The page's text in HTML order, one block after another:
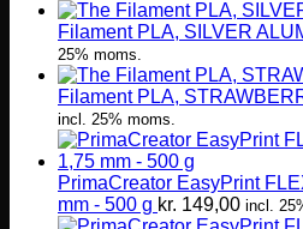
Filament PLA, SILVER
25% moms.
Filament PLA,
incl. 25% moms.
PrimaCreator EasyPrint
mm - 500 g kr. 149,00 incl.